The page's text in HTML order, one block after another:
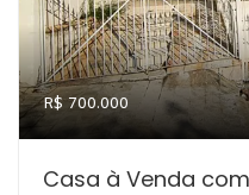
R$ 700.000
Casa à Venda